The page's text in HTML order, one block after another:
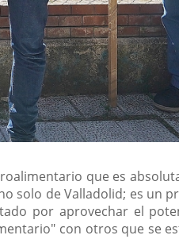
que es
de Valladolid; es un
por aprovechar el
con otros que se